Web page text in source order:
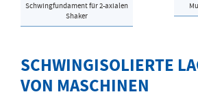
Schwingfundament für 2-axialen
Shaker
SCHWINGISOLIERTE
VON MASCHINEN